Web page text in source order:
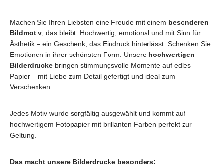
Machen Sie Ihren Liebsten eine Freude mit einem besonderen
Bildmotiv , das bleibt. Hochwertig, emotional und mit Sinn für
Ästhetik – ein Geschenk, das Eindruck hinterlässt. Schenken Sie
Emotionen in ihrer schönsten Form: Unsere hochwertigen
Bilderdrucke bringen stimmungsvolle Momente auf edles
Papier – mit Liebe zum Detail gefertigt und ideal zum
Verschenken.
Jedes Motiv wurde sorgfältig ausgewählt und kommt auf
hochwertigem Fotopapier mit brillanten Farben perfekt zur
Geltung.
Das macht unsere Bilderdrucke besonders: